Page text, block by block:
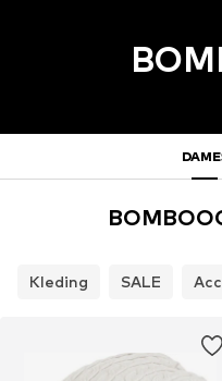
Kleding SALE